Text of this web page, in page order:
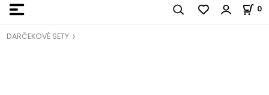
0
DARČEKOVÉ SETY